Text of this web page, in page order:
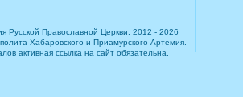
Русской Православной Церкви, 2012 - 2026
Хабаровского и Приамурского Артемия.
активная ссылка на сайт обязательна.